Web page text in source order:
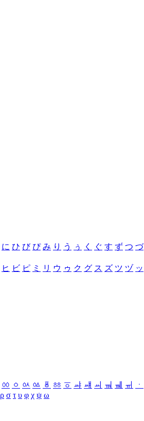
に ひ び ぴ み り う ぅ く ぐ す ず つ づ
ヒ ビ ピ ミ リ ウ ゥ ク グ ス ズ ツ ヅ ッ
ㆀ ㆁ ㆂ ㆃ ㆄ ㆅ ㆆ ㆇ ㆈ ㆉ ㆊ ㆋ ㆌ ㆍ
ρ σ τ υ φ χ ψ ω